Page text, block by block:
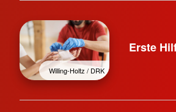
Willing-Holtz / DRK
Erste